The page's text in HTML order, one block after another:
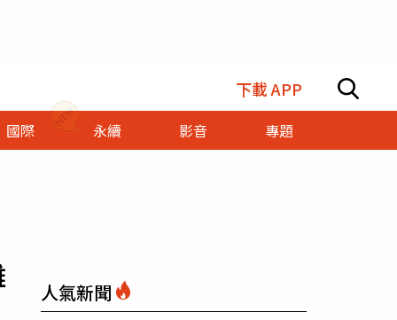
下載 APP
國際 永續 影音
專題
人氣新聞